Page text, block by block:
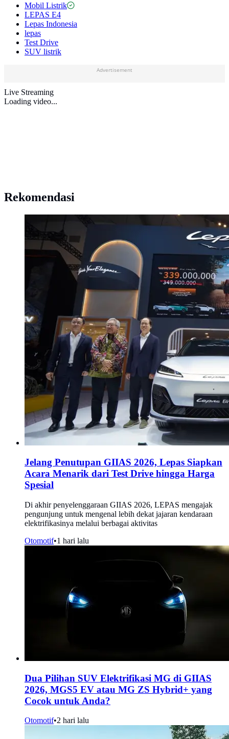
Mobil Listrik
LEPAS E4
Lepas Indonesia
lepas
Test Drive
SUV listrik
Advertisement
Live Streaming
Loading video...
Rekomendasi
Jelang Penutupan GIIAS 2026, Lepas Siapkan
Acara Menarik dari Test Drive hingga Harga
Spesial
Di akhir penyelenggaraan GIIAS 2026, LEPAS mengajak
pengunjung untuk mengenal lebih dekat jajaran kendaraan
elektrifikasinya melalui berbagai aktivitas
Otomotif•1 hari lalu
Dua Pilihan SUV Elektrifikasi MG di GIIAS
2026, MGS5 EV atau MG ZS Hybrid+ yang
Cocok untuk Anda?
Otomotif•2 hari lalu